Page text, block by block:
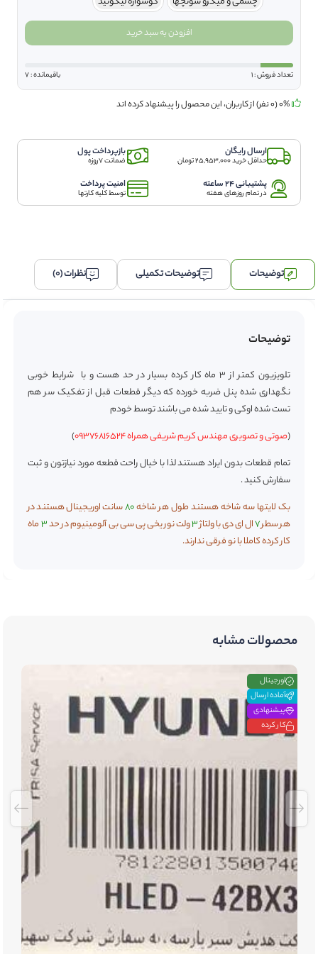
evvoli
پنل
مدل
43ev100d
عدد
افزودن به سبد خرید
تعداد فروش : 1 باقیمانده : 7
ارسال رایگان
حداقل خرید 25,953,000 تومان
بازپرداخت پول
ضمانت 7روزه
پشتیبانی 24 ساعته
در تمام روزهای هفته
امنیت پرداخت
توسط کلیه کارتها
توضیحات توضیحات تکمیلی نظرات (0)
توضیحات
تلویزیون کمتر از 3 ماه کار کرده بسیار در حد هست و با شرایط خوبی
نگهداری شده پنل ضربه خورده که دیگر قطعات قبل از تفکیک سر هم
تست شده اوکی و تایید شده می باشند توسط خودم
(صوتی و تصویری مهندس کریم شریفی همراه 09376816524
)
تمام قطعات بدون ایراد هستند لذا با خیال راحت قطعه مورد نیازتون و ثبت
سفارش کنید .
بک لایتها سه شاخه هستند طول هر شاخه80سانت اوریجینال هستند در
هر سطر7ال ای دی با ولتاژ3ولت نور یخی پی سی بی آلومینیوم در حد3ماه
کار کرده کاملا با نو فرقی ندارند.
محصولات مشابه
اورجینال
آماده ارسال
پیشنهادی
کار کرده